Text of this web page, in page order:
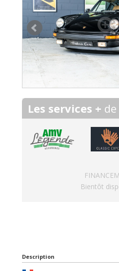
Les services +
Bientôt
Description